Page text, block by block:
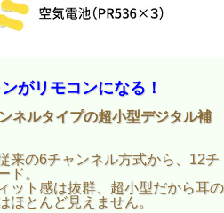
がリモコンになる！
ネルタイプの超小型デジタル補
来の6チャンネル方式から、12チ
ド。
ット感は抜群、超小型だから耳の
ほとんど見えません。